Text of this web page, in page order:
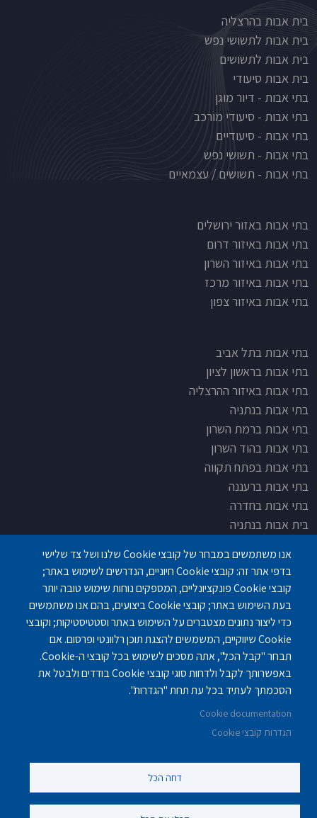
Nursinghouse type
בית אבות בהרצליה
בית אבות לתשושי נפש
בית אבות לתשושים
בית אבות סיעודי
בתי אבות - דיור מוגן
בתי אבות - סיעודי מורכב
בתי אבות - סיעודיים
בתי אבות - תשושי נפש
בתי אבות - תשושים / עצמאיים
בתי אבות לפי אזורים
בתי אבות באזור ירושלים
בתי אבות באיזור דרום
בתי אבות באיזור השרון
בתי אבות באיזור מרכז
בתי אבות באיזור צפון
בתי אבות בתל אביב
בתי אבות בראשון לציון
בתי אבות באיזור ההרצליה
בתי אבות בנתניה
בתי אבות ברמת השרון
בתי אבות בהוד השרון
בתי אבות בפתח תקווה
בתי אבות ברעננה
בתי אבות בחדרה
בית אבות בנתניה
בית אבות בפתח תקוה
בית בלב כפר סבא
בית אבות בחיפה
פנחס לבון 18 ,לב יסמין, קומה-2, נתניה
077-5420695
אנו משתמשים במבחר של קובצי Cookie שלנו ושל צד שלישי
בדפי אתר זה: קובצי Cookie חיוניים, הנדרשים לשימוש באתר;
קובצי Cookie פונקציונליים, המספקים נוחות שימוש טובה יותר
בעת השימוש באתר; קובצי Cookie ביצועים, בהם אנו משתמשים
כדי ליצור נתונים מצטברים על השימוש באתר וסטטיסטיקות; וקובצי
Cookie שיווקיים, המשמשים להצגת תוכן רלוונטי ופרסום. אם
תבחר "קבל הכל", אתה מסכים לשימוש בכל קובצי ה-Cookie.
באפשרותך לקבל ולדחות סוגי קובצי Cookie בודדים ולבטל את
הסכמתך לעתיד בכל עת תחת "הגדרות".
Cookie documentation
הגדרות קובצי Cookie
דחה הכל
נוקה ווב סטודיו2010 - 2025.
כול הזכויות שמורות לסטודיו נוקה